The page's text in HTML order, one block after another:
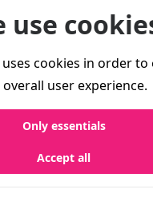
Política de
use
cookies in order to
user experience.
Only essentials
Accept all